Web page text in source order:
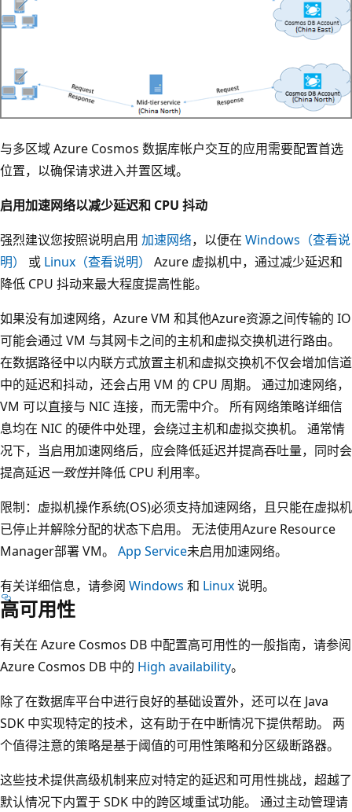
与多区域 Azure Cosmos 数据库帐户交互的应用需要配置首选
位置，以确保请求进入并置区域。
启用加速网络以减少延迟和 CPU 抖动
强烈建议您按照说明启用 加速网络，以便在 Windows（查看说
明）
或 Linux（查看说明）
Azure 虚拟机中，通过减少延迟和
降低 CPU 抖动来最大程度提高性能。
如果没有加速网络，Azure VM 和其他Azure资源之间传输的 IO
可能会通过 VM 与其网卡之间的主机和虚拟交换机进行路由。
在数据路径中以内联方式放置主机和虚拟交换机不仅会增加信道
中的延迟和抖动，还会占用 VM 的 CPU 周期。 通过加速网络，
VM 可以直接与 NIC 连接，而无需中介。 所有网络策略详细信
息均在 NIC 的硬件中处理，会绕过主机和虚拟交换机。 通常情
况下，当启用加速网络后，应会降低延迟并提高吞吐量，同时会
提高延迟一致性并降低 CPU 利用率。
限制：虚拟机操作系统(OS)必须支持加速网络，且只能在虚拟机
已停止并解除分配的状态下启用。 无法使用Azure Resource
Manager部署 VM。 App Service未启用加速网络。
有关详细信息，请参阅 Windows 和 Linux说明。
高可用性
有关在 Azure Cosmos DB 中配置高可用性的一般指南，请参阅
Azure Cosmos DB 中的 High availability。
除了在数据库平台中进行良好的基础设置外，还可以在 Java
SDK 中实现特定的技术，这有助于在中断情况下提供帮助。 两
个值得注意的策略是基于阈值的可用性策略和分区级断路器。
这些技术提供高级机制来应对特定的延迟和可用性挑战，超越了
默认情况下内置于 SDK 中的跨区域重试功能。 通过主动管理请